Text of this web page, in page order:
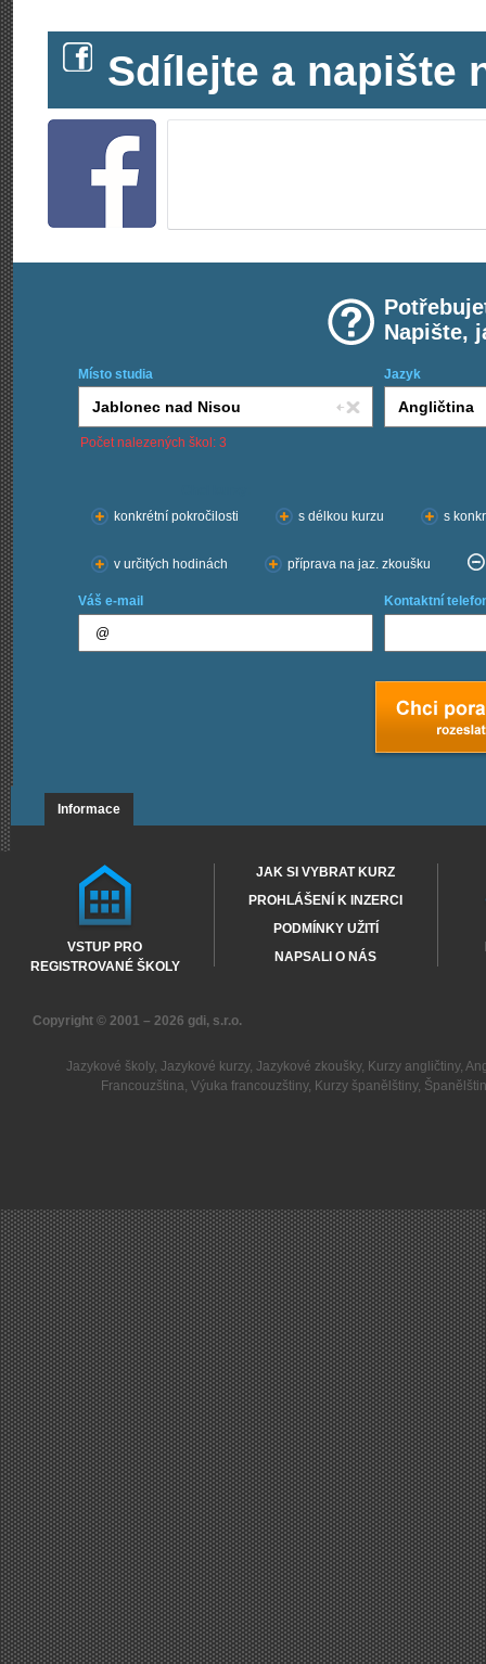
Sdílejte a napište
Napište,
Místo studia Jazyk
Počet nalezených škol: 3
konkrétní pokročilosti
s délkou kurzu s
v určitých hodinách příprava na jaz. zkoušku
Váš e-mail Kontaktní
Informace
VSTUP PRO
REGISTROVANÉ ŠKOLY
JAK SI VYBRAT KURZ
PROHLÁŠENÍ K INZERCI
PODMÍNKY UŽITÍ
NAPSALI O NÁS
Copyright © 2001 – 2026 gdi, s.r.o.
Jazykové školy, Jazykové kurzy, Jazykové zkoušky, Kurzy angličtiny,
Francouzština,Výuka francouzštiny, Kurzy španělštiny,